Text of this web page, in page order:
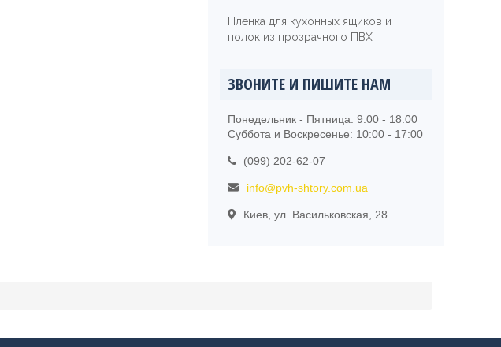
Пленка для кухонных ящиков и
полок из прозрачного ПВХ
ЗВОНИТЕ И ПИШИТЕ НАМ
Понедельник - Пятница: 9:00 - 18:00
Суббота и Воскресенье: 10:00 - 17:00
(099) 202-62-07
info@pvh-shtory.com.ua
Киев, ул. Васильковская, 28